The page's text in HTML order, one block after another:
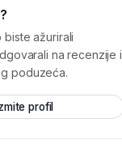
ažurirali
na recenzije i
poduzeća.
profil